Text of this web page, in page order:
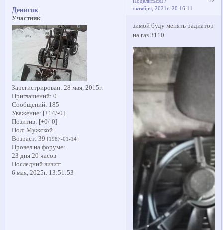
октября, 2021г. 20:16:11
Денисок
Участник
Зарегистрирован: 28 мая, 2015г.
Приглашений: 0
Сообщений: 185
Уважение: [+14/-0]
Позитив: [+0/-0]
Пол: Мужской
Возраст: 39 [1987-01-14]
Провел на форуме:
23 дня 20 часов
Последний визит:
6 мая, 2025г. 13:51:53
зимой буду менять радиатор
на газ 3110